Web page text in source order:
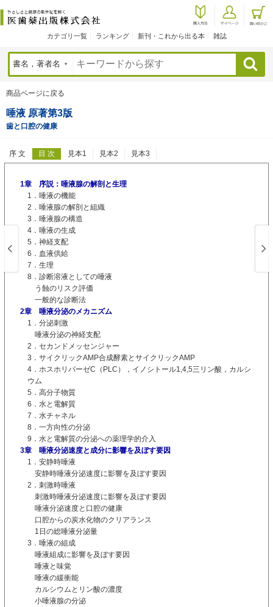
カテゴリ一覧 ランキング 新刊・これから出る本 雑誌
検索
商品ページに戻る
唾液 原著第3版
歯と口腔の健康
序 文 目 次 見本1 見本2 見本3
1章 序説：唾液腺の解剖と生理
1．唾液の機能
2．唾液腺の解剖と組織
3．唾液腺の構造
4．唾液の生成
5．神経支配
6．血液供給
7．生理
8．診断溶液としての唾液
う蝕のリスク評価
一般的な診断法
2章 唾液分泌のメカニズム
1．分泌刺激
唾液分泌の神経支配
2．セカンドメッセンジャー
3．サイクリックAMP合成酵素とサイクリックAMP
4．ホスホリパーゼC（PLC），イノシトール1,4,5三リン酸，カルシ
ウム
5．高分子物質
6．水と電解質
7．水チャネル
8．一方向性の分泌
9．水と電解質の分泌への薬理学的介入
3章 唾液分泌速度と成分に影響を及ぼす要因
1．安静時唾液
安静時唾液分泌速度に影響を及ぼす要因
2．刺激時唾液
刺激時唾液分泌速度に影響を及ぼす要因
唾液分泌速度と口腔の健康
口腔からの炭水化物のクリアランス
1日の総唾液分泌量
3．唾液の組成
唾液組成に影響を及ぼす要因
唾液と味覚
唾液の緩衝能
カルシウムとリン酸の濃度
小唾液腺の分泌